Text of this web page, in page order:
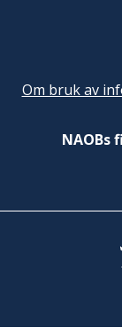
Om bruk av
NAOBs